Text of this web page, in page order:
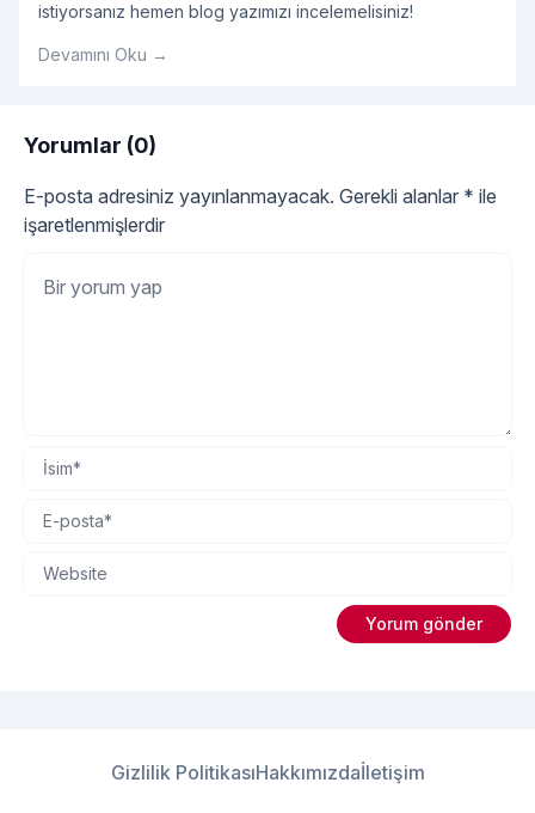
istiyorsanız hemen blog yazımızı incelemelisiniz!
Devamını Oku →
Yorumlar (0)
E-posta adresiniz yayınlanmayacak. Gerekli alanlar * ile
işaretlenmişlerdir
Gizlilik PolitikasıHakkımızdaİletişim